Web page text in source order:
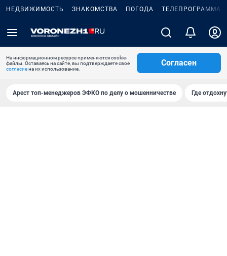
НЕДВИЖИМОСТЬ ЗНАКОМСТВА ПОГОДА ТЕЛЕПРОГРАММА
На информационном ресурсе применяются cookie-
файлы. Оставаясь на сайте, вы подтверждаете свое
согласиена их использование.
Согласен
Арест топ-менеджеров ЭФКО по делу о мошенничестве Где